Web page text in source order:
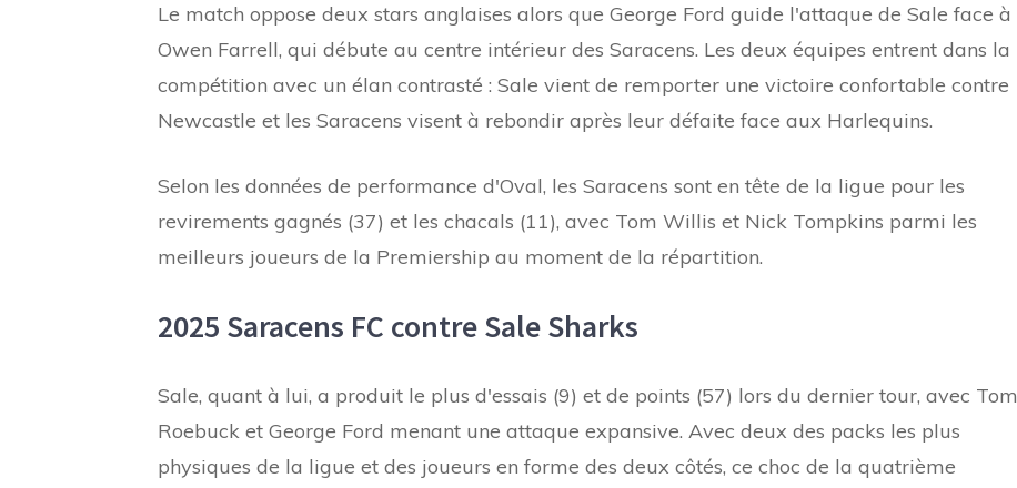
Le match oppose deux stars anglaises alors que George Ford guide l'attaque de Sale face à
Owen Farrell, qui débute au centre intérieur des Saracens. Les deux équipes entrent dans la
compétition avec un élan contrasté : Sale vient de remporter une victoire confortable contre
Newcastle et les Saracens visent à rebondir après leur défaite face aux Harlequins.
Selon les données de performance d'Oval, les Saracens sont en tête de la ligue pour les
revirements gagnés (37) et les chacals (11), avec Tom Willis et Nick Tompkins parmi les
meilleurs joueurs de la Premiership au moment de la répartition.
2025 Saracens FC contre Sale Sharks
Sale, quant à lui, a produit le plus d'essais (9) et de points (57) lors du dernier tour, avec Tom
Roebuck et George Ford menant une attaque expansive. Avec deux des packs les plus
physiques de la ligue et des joueurs en forme des deux côtés, ce choc de la quatrième